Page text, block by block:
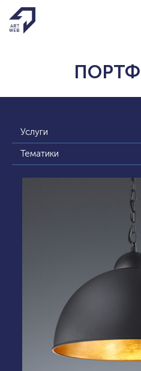
Услуги
Тематики